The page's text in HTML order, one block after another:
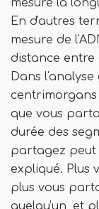
mesure la
En d'autres
mesure de
distance entre
Dans
que vous
durée des
partagez peut
expliqué. Plus
plus vous
quelqu'un, et